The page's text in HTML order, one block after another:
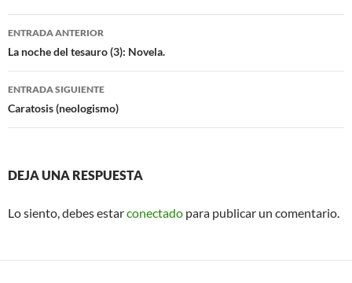
o
o
e
r
Navegación
de
entradas
ENTRADA ANTERIOR
La noche del tesauro (3): Novela.
ENTRADA SIGUIENTE
Caratosis (neologismo)
DEJA UNA RESPUESTA
Lo siento, debes estarconectado para publicar un comentario.